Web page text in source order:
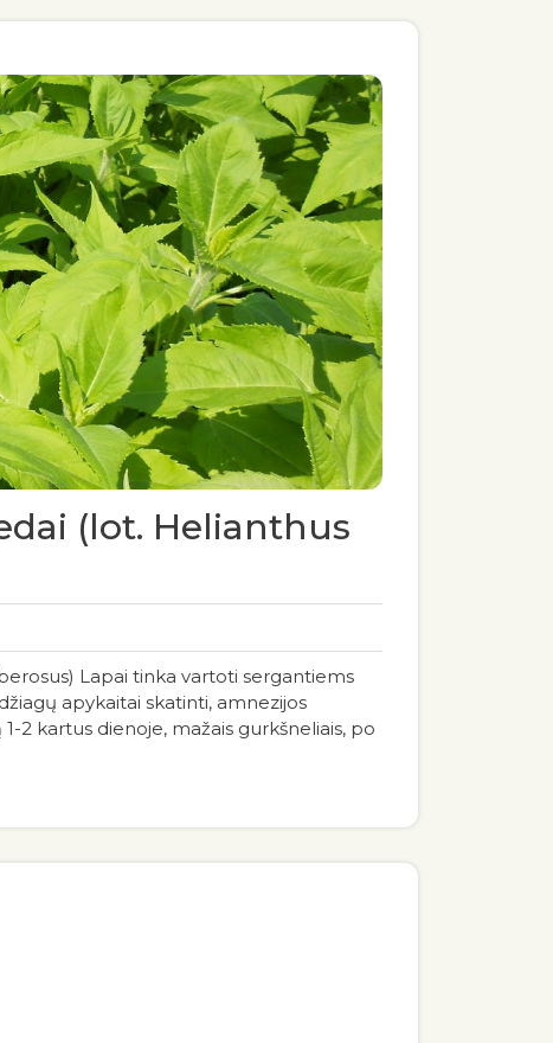
(lot. Helianthus
Lapai tinka vartoti sergantiems
apykaitai skatinti, amnezijos
2 kartus dienoje, mažais gurkšneliais, po